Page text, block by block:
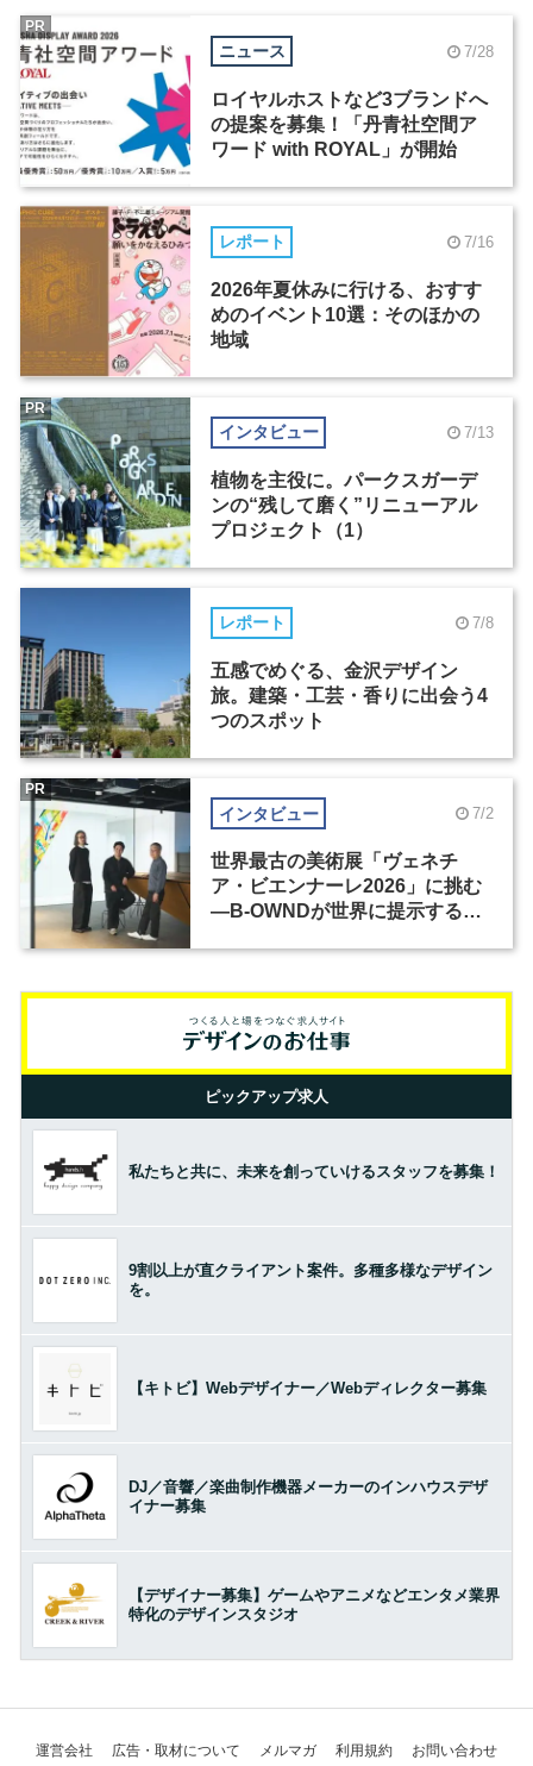
ニュース 7/28
ロイヤルホストなど3ブランドへ
の提案を募集！「丹青社空間ア
ワード with ROYAL」が開始
PR
レポート 7/16
2026年夏休みに行ける、おすす
めのイベント10選：そのほかの
地域
インタビュー 7/13
植物を主役に。パークスガーデ
ンの“残して磨く”リニューアル
プロジェクト（1）
PR
レポート 7/8
五感でめぐる、金沢デザイン
旅。建築・工芸・香りに出会う4
つのスポット
インタビュー 7/2
世界最古の美術展「ヴェネチ
ア・ビエンナーレ2026」に挑む
―B-OWNDが世界に提示する美
PR
ピックアップ求人
私たちと共に、未来を創っていけるスタッフを募集！
9割以上が直クライアント案件。多種多様なデザイン
を。
【キトビ】Webデザイナー／Webディレクター募集
DJ／音響／楽曲制作機器メーカーのインハウスデザ
イナー募集
【デザイナー募集】ゲームやアニメなどエンタメ業界
特化のデザインスタジオ
運営会社 広告・取材について メルマガ 利用規約 お問い合わせ